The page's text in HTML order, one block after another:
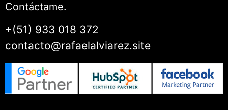
Contáctame.
+(51) 933 018 372
contacto@rafaelalviarez.site